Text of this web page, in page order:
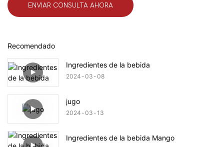
ENVIAR CONSULTA AHORA
Recomendado
Ingredientes de la bebida
2024 03 08
jugo
2024 03 13
Ingredientes de la bebida Mango